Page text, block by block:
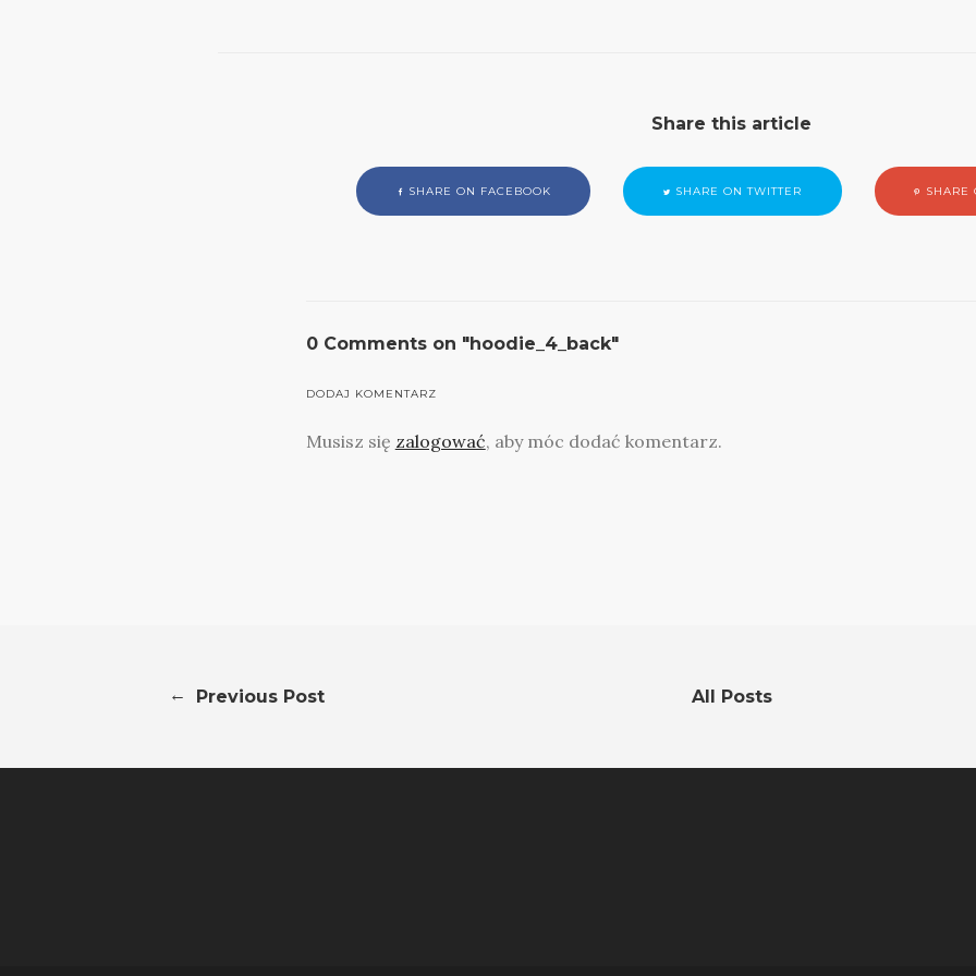
Share this article
SHARE ON FACEBOOK SHARE ON TWITTER SHARE
0 Comments on "hoodie_4_back"
DODAJ KOMENTARZ
Musisz się zalogować, aby móc dodać komentarz.
← Previous Post All Posts